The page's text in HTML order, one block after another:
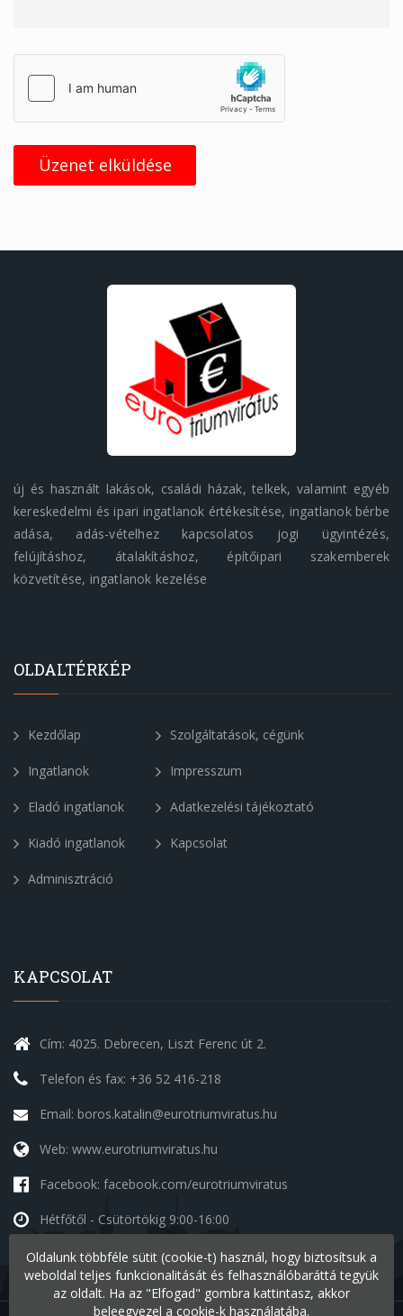
Üzenet elküldése
új és használt lakások, családi házak, telkek, valamint egyéb
kereskedelmi és ipari ingatlanok értékesítése, ingatlanok bérbe
adása, adás-vételhez kapcsolatos jogi ügyintézés,
felújításhoz, átalakításhoz, építőipari szakemberek
közvetítése, ingatlanok kezelése
OLDALTÉRKÉP
Kezdőlap
Ingatlanok
Eladó ingatlanok
Kiadó ingatlanok
Adminisztráció
Szolgáltatások, cégünk
Impresszum
Adatkezelési tájékoztató
Kapcsolat
KAPCSOLAT
Cím: 4025. Debrecen, Liszt Ferenc út 2.
Telefon és fax: +36 52 416-218
Email: boros.katalin@eurotriumviratus.hu
Web: www.eurotriumviratus.hu
Facebook: facebook.com/eurotriumviratus
Hétfőtől - Csütörtökig 9:00-16:00
Szombat - Vasárnap szünnap
Oldalunk többféle sütit (cookie-t) használ, hogy biztosítsuk a
weboldal teljes funkcionalitását és felhasználóbaráttá tegyük
az oldalt. Ha az "Elfogad" gombra kattintasz, akkor
beleegyezel a cookie-k használatába.